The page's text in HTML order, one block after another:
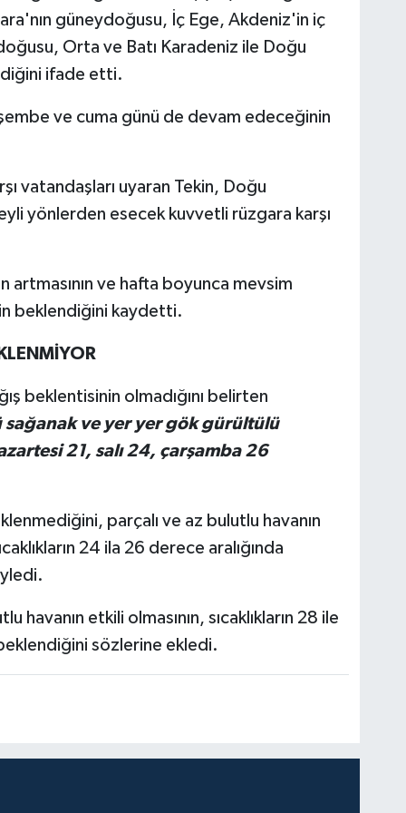
güneydoğusu, İç Ege, Akdeniz'in iç
Orta ve Batı Karadeniz ile Doğu
ifade etti.
ve cuma günü de devam edeceğinin
vatandaşları uyaran Tekin, Doğu
yönlerden esecek kuvvetli rüzgara karşı
artmasının ve hafta boyunca mevsim
beklendiğini kaydetti.
beklentisinin olmadığını belirten
ve yer yer gök gürültülü
21, salı 24, çarşamba 26
parçalı ve az bulutlu havanın
24 ila 26 derece aralığında
havanın etkili olmasının, sıcaklıkların 28 ile
sözlerine ekledi.